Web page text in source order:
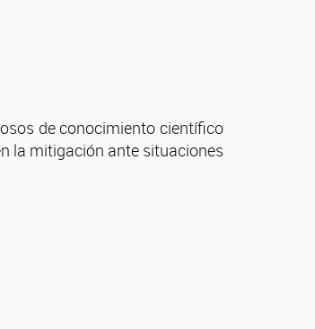
de conocimiento científico
la mitigación ante situaciones